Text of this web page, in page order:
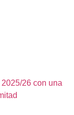
26 con una